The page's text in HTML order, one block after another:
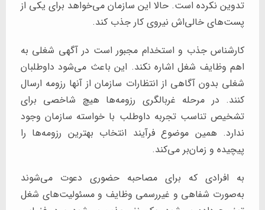
تدوین نکرده است. حالا این سازمان می‌خواهد برای یکی از
پست‌های خالی‌اش نیروی کار جذب کند.
کارشناس جذب و استخدام مجبور است در آگهی شغلی به
اهم وظایف شغل اشاره نکند. این باعث می‌شود داوطلبان
شغلی بدون آگاهی از انتظارات سازمان از آنها رزومه ارسال
کنند. در مرحله غربالگری رزومه‌ها هیچ شاخصی برای
تشخیص تناسب تجربه داوطلب با خواسته سازمان وجود
ندارد. همین موضوع فرآیند انتخاب بهترین رزومه‌ها را
پیچیده و زمان‌بر می‌کند.
به افرادی که برای مصاحبه حضوری دعوت می‌شوند
به‌صورت شفاهی و غیررسمی وظایف و مسئولیت‌های شغل